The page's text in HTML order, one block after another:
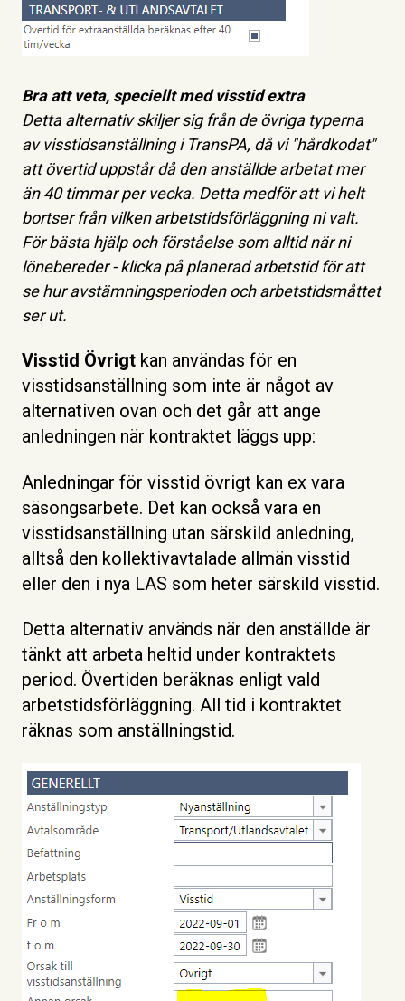
Bra att veta, speciellt med visstid extra
Detta alternativ skiljer sig från de övriga typerna
av visstidsanställning i TransPA, då vi "hårdkodat"
att övertid uppstår då den anställde arbetat mer
än 40 timmar per vecka. Detta medför att vi helt
bortser från vilken arbetstidsförläggning ni valt.
För bästa hjälp och förståelse som alltid när ni
lönebereder - klicka på planerad arbetstid för att
se hur avstämningsperioden och arbetstidsmåttet
ser ut.
Visstid Övrigt kan användas för en
visstidsanställning som inte är något av
alternativen ovan och det går att ange
anledningen när kontraktet läggs upp:
Anledningar för visstid övrigt kan ex vara
säsongsarbete. Det kan också vara en
visstidsanställning utan särskild anledning,
alltså den kollektivavtalade allmän visstid
eller den i nya LAS som heter särskild visstid.
Detta alternativ används när den anställde är
tänkt att arbeta heltid under kontraktets
period. Övertiden beräknas enligt vald
arbetstidsförläggning. All tid i kontraktet
räknas som anställningstid.